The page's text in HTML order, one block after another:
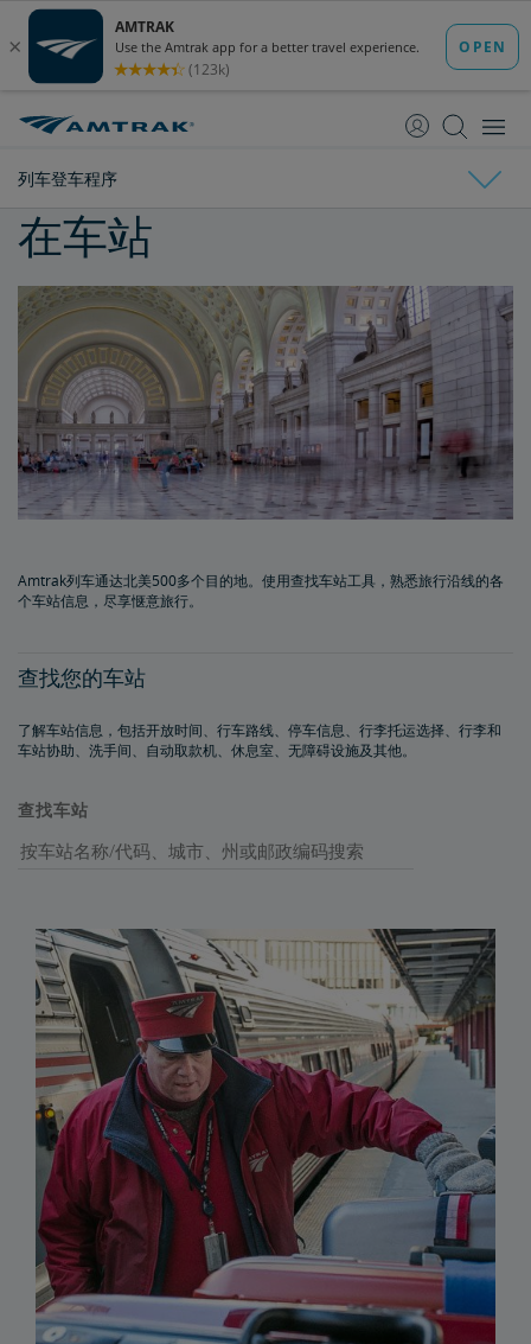
至
至
列车登车程序
列车登车程序
车站休息室
购买单次休息室通行卡
在车站
Amtrak列车通达北美500多个目的地。使用查找车站工具，熟悉旅行沿线的各
个车站信息，尽享惬意旅行。
查找您的车站
了解车站信息，包括开放时间、行车路线、停车信息、行李托运选择、行李和
车站协助、洗手间、自动取款机、休息室、无障碍设施及其他。
查找车站